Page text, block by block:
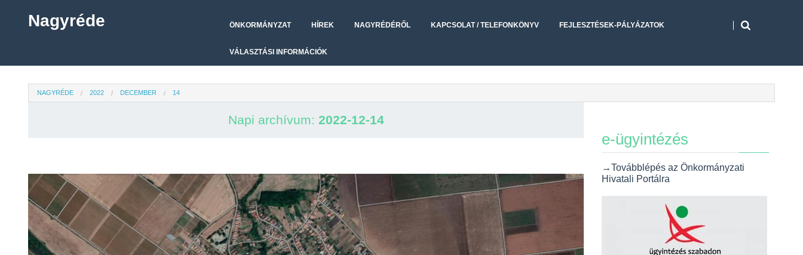
Nagyréde ÖNKORMÁNYZAT HÍREK NAGYRÉDÉRŐL KAPCSOLAT / TELEFONKÖNYV FEJLESZTÉSEK-PÁLYÁZATOK
VÁLASZTÁSI INFORMÁCIÓK
NAGYRÉDE 2022 DECEMBER 14
Napi archívum: 2022-12-14
e-ügyintézés
→Továbblépés az Önkormányzati
Hivatali Portálra